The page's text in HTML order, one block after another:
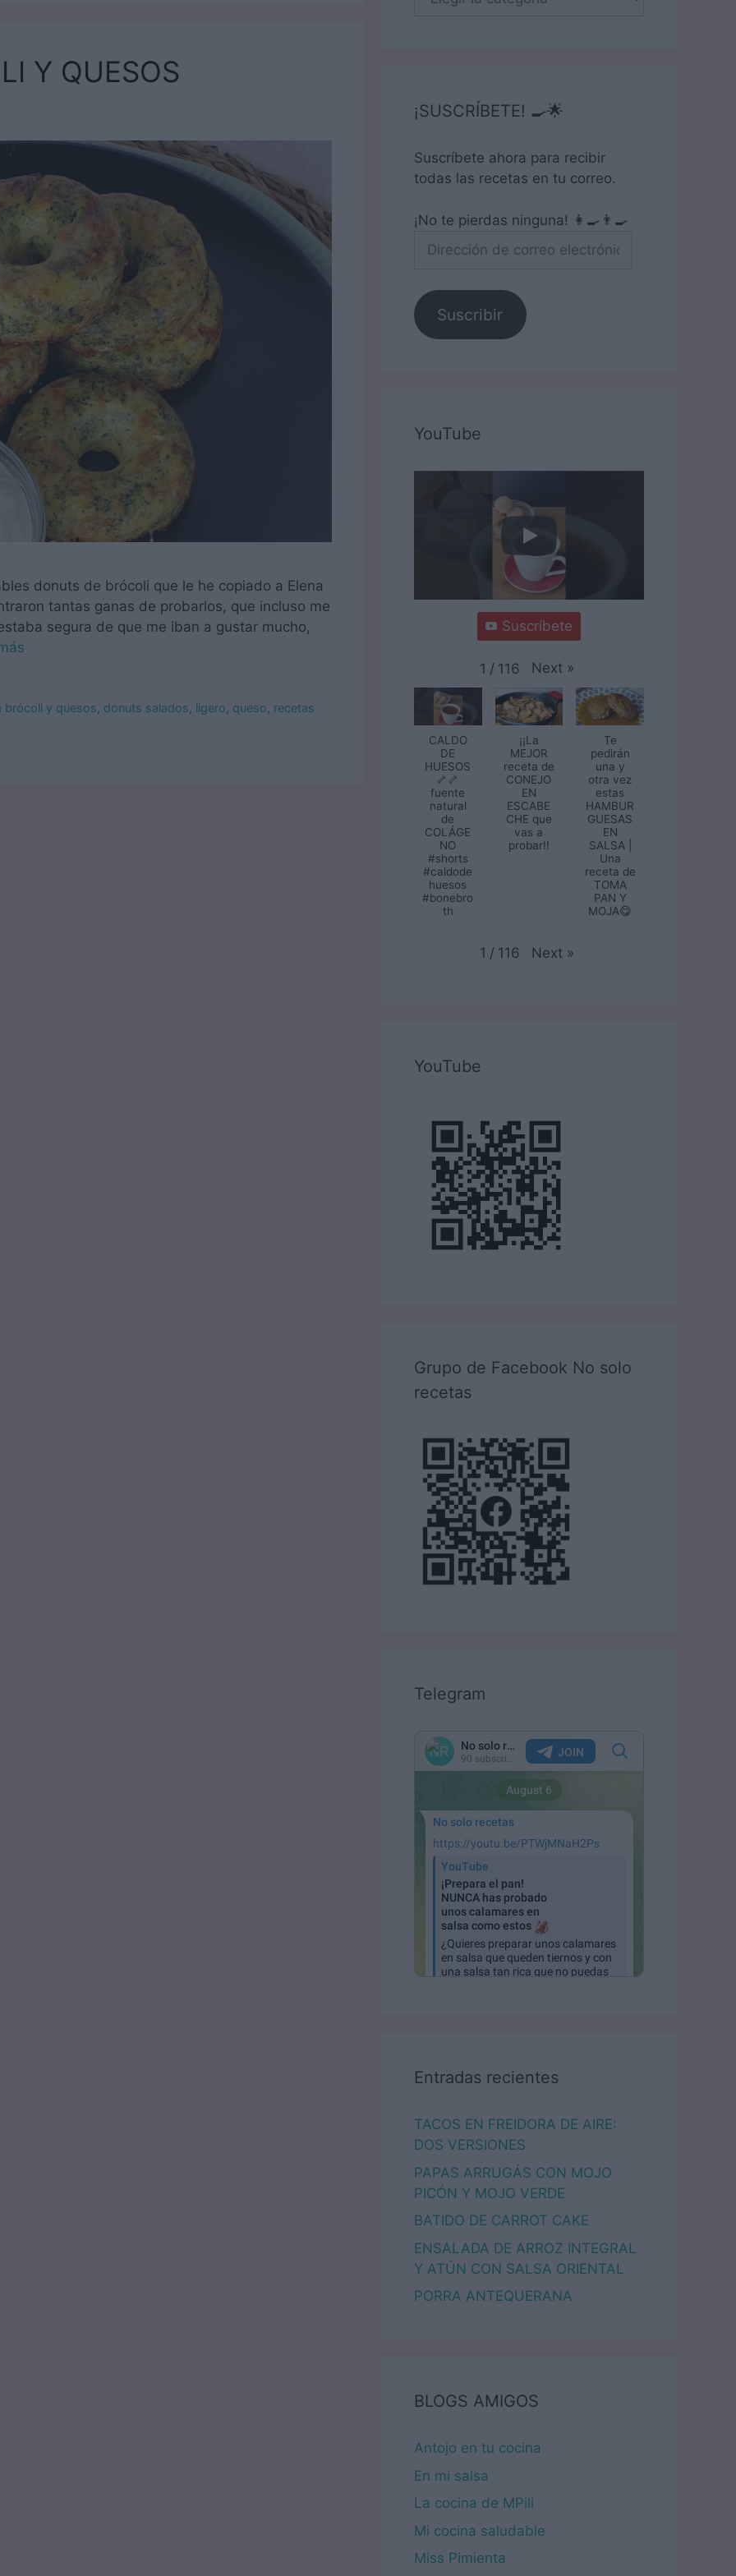
Y QUESOS
donuts de brócoli que le he copiado a Elena
tantas ganas de probarlos, que incluso me
segura de que me iban a gustar mucho,
brócoli y quesos donuts salados ligero queso recetas
¡SUSCRÍBETE! 🍳🌟
Suscríbete ahora para recibir
todas las recetas en tu correo.
¡No te pierdas ninguna! 👩‍🍳👨‍🍳
de
electrónico
Suscribir
YouTube
Suscríbete
1 / 116 Next »
CALDO
DE
HUESOS
🦴🦴
fuente
natural
de
COLÁGE
NO
#shorts
#caldode
huesos
#bonebro
th
¡¡La
MEJOR
receta de
CONEJO
EN
ESCABE
CHE que
vas a
probar!!
Te
pedirán
una y
otra vez
estas
HAMBUR
GUESAS
EN
SALSA |
Una
receta de
TOMA
PAN Y
MOJA😋
1 / 116 Next »
YouTube
Grupo de Facebook No solo
recetas
Telegram
Entradas recientes
TACOS EN FREIDORA DE AIRE:
DOS VERSIONES
PAPAS ARRUGÁS CON MOJO
PICÓN Y MOJO VERDE
BATIDO DE CARROT CAKE
ENSALADA DE ARROZ INTEGRAL
Y ATÚN CON SALSA ORIENTAL
PORRA ANTEQUERANA
BLOGS AMIGOS
Antojo en tu cocina
En mi salsa
La cocina de MPili
Mi cocina saludable
Miss Pimienta